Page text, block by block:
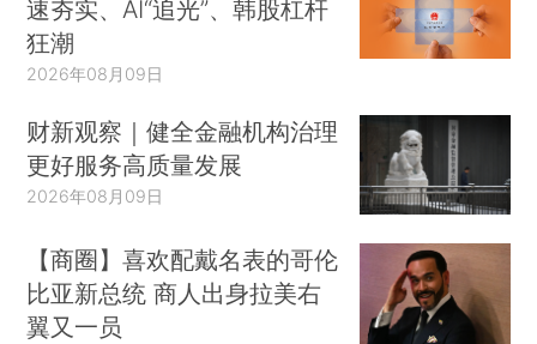
速夯实、AI“追光”、韩股杠杆
狂潮
2026年08月09日
财新观察｜健全金融机构治理
更好服务高质量发展
2026年08月09日
【商圈】喜欢配戴名表的哥伦
比亚新总统 商人出身拉美右
翼又一员